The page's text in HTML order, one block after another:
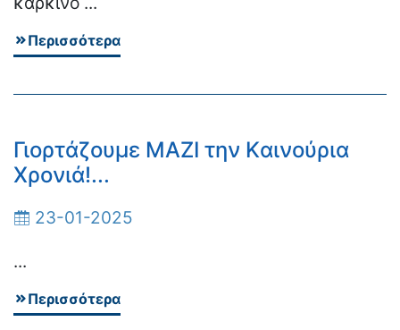
Περισσότερα
Γιορτάζουμε ΜΑΖΙ την Kαινούρια
Xρονιά!...
23-01-2025
...
Περισσότερα